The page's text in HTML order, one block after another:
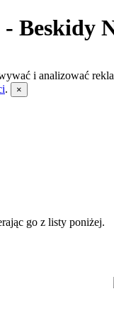
Beskidy
i analizować
.
×
go z listy poniżej.